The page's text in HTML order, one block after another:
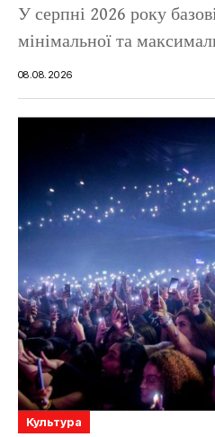
У серпні 2026 року
мінімальної та
08.08.2026
Культура